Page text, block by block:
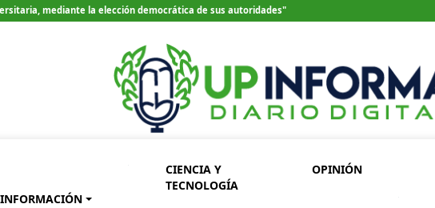
mediante la elección democrática de sus autoridades"
INFORMACIÓN
CIENCIA Y
TECNOLOGÍA
OPINIÓN